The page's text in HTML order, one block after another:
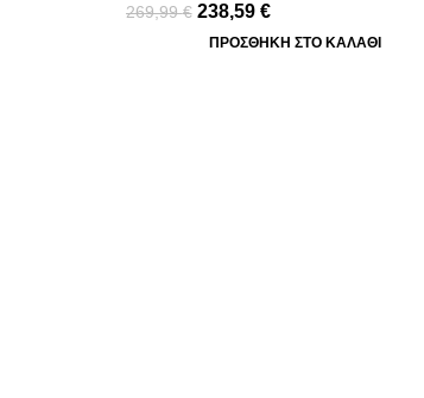
269,99€ 238,59 €
ΠΡΟΣΘΉΚΗ ΣΤΟ ΚΑΛΆΘΙ